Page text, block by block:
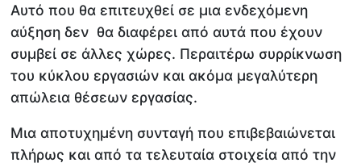
Αυτό που θα επιτευχθεί σε μια ενδεχόμενη
αύξηση δεν θα διαφέρει από αυτά που έχουν
συμβεί σε άλλες χώρες. Περαιτέρω συρρίκνωση
του κύκλου εργασιών και ακόμα μεγαλύτερη
απώλεια θέσεων εργασίας.
Μια αποτυχημένη συνταγή που επιβεβαιώνεται
πλήρως και από τα τελευταία στοιχεία από την